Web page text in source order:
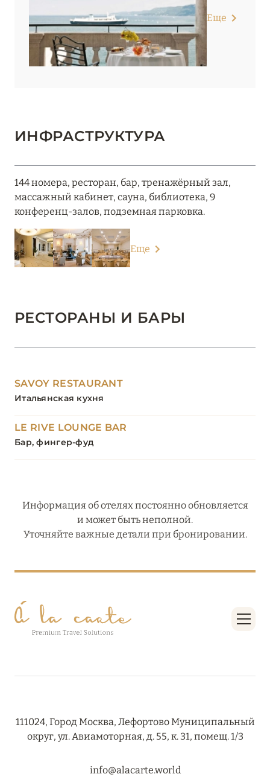
Еще
ИНФРАСТРУКТУРА
144 номера, ресторан, бар, тренажёрный зал,
массажный кабинет, сауна, библиотека, 9
конференц-залов, подземная парковка.
Еще
РЕСТОРАНЫ И БАРЫ
SAVOY RESTAURANT
Итальянская кухня
LE RIVE LOUNGE BAR
Бар, фингер-фуд
Информация об отелях постоянно обновляется
и может быть неполной.
Уточняйте важные детали при бронировании.
111024, Город Москва, Лефортово Муниципальный
округ, ул. Авиамоторная, д. 55, к. 31, помещ. 1/3
info@alacarte.world